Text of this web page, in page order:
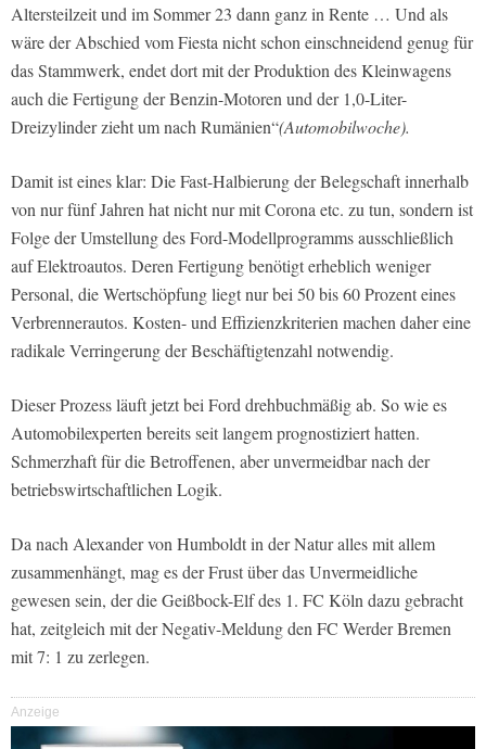
Altersteilzeit und im Sommer 23 dann ganz in Rente … Und als
wäre der Abschied vom Fiesta nicht schon einschneidend genug für
das Stammwerk, endet dort mit der Produktion des Kleinwagens
auch die Fertigung der Benzin-Motoren und der 1,0-Liter-
Dreizylinder zieht um nach Rumänien“(Automobilwoche).
Damit ist eines klar: Die Fast-Halbierung der Belegschaft innerhalb
von nur fünf Jahren hat nicht nur mit Corona etc. zu tun, sondern ist
Folge der Umstellung des Ford-Modellprogramms ausschließlich
auf Elektroautos. Deren Fertigung benötigt erheblich weniger
Personal, die Wertschöpfung liegt nur bei 50 bis 60 Prozent eines
Verbrennerautos. Kosten- und Effizienzkriterien machen daher eine
radikale Verringerung der Beschäftigtenzahl notwendig.
Dieser Prozess läuft jetzt bei Ford drehbuchmäßig ab. So wie es
Automobilexperten bereits seit langem prognostiziert hatten.
Schmerzhaft für die Betroffenen, aber unvermeidbar nach der
betriebswirtschaftlichen Logik.
Da nach Alexander von Humboldt in der Natur alles mit allem
zusammenhängt, mag es der Frust über das Unvermeidliche
gewesen sein, der die Geißbock-Elf des 1. FC Köln dazu gebracht
hat, zeitgleich mit der Negativ-Meldung den FC Werder Bremen
mit 7: 1 zu zerlegen.
Anzeige